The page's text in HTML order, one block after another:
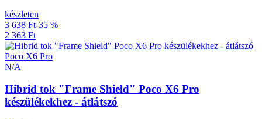
készleten
3 638 Ft-35 %
2 363 Ft
Poco X6 Pro
N/A
Hibrid tok "Frame Shield" Poco X6 Pro
készülékekhez - átlátszó